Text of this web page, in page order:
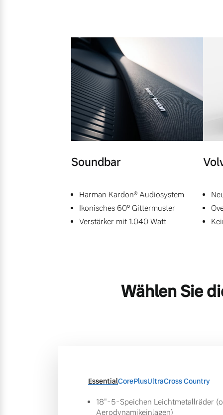
Soundbar
Harman Kardon® Audiosystem
Ikonisches 60° Gittermuster
Verstärker mit 1.040 Watt
Wählen Sie
EssentialCorePlusUltraCross Country
18"-5-Speichen Leichtmetallräder
Aerodynamikeinlagen)